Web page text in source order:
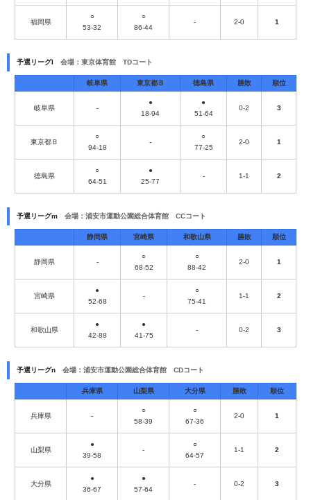
福岡県
○
53-32
○
86-44
- 2-0 1
予選リーグl 会場：東京体育館 TDコート
岐阜県 東京都Ｂ 徳島県 勝敗 順位
岐阜県 -
●
18-94
●
51-64
0-2 3
東京都Ｂ
○
94-18
-
○
77-25
2-0 1
徳島県
○
64-51
●
25-77
- 1-1 2
予選リーグm 会場：浦安市運動公園総合体育館 CCコート
静岡県 宮崎県 和歌山県 勝敗 順位
静岡県 -
○
68-52
○
88-42
2-0 1
宮崎県
●
52-68
-
○
75-41
1-1 2
和歌山県
●
42-88
●
41-75
- 0-2 3
予選リーグn 会場：浦安市運動公園総合体育館 CDコート
兵庫県 山梨県 大分県 勝敗 順位
兵庫県 -
○
58-39
○
67-36
2-0 1
山梨県
●
39-58
-
○
64-57
1-1 2
大分県
●
36-67
●
57-64
- 0-2 3